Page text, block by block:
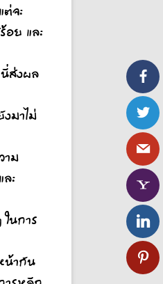
จะ
อย และ
ส่งผล
มาไม่
าม
ะ
นการ
น้ากัน